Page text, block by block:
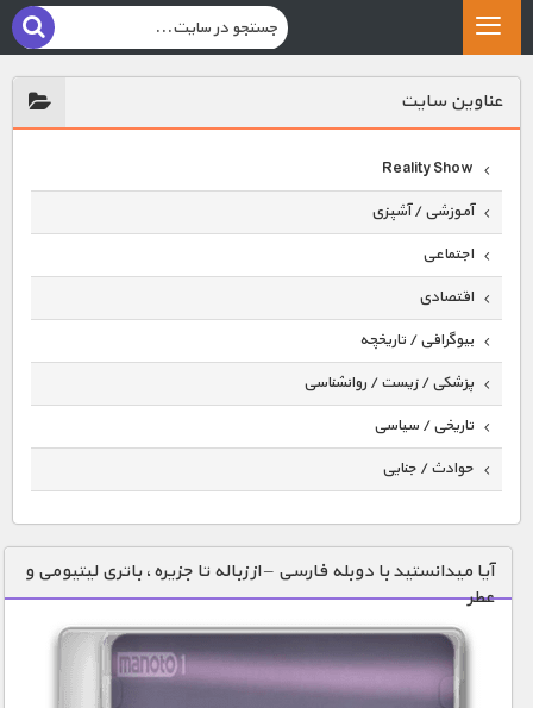
عناوين سايت
Reality Show
آموزشی / آشپزی
اجتماعی
اقتصادی
بیوگرافی / تاریخچه
پزشکی / زیست / روانشناسی
تاریخی / سیاسی
حوادث / جنایی
دنیای خوراکی ها
زمین شناسی / محیط زیست
سازه/ معماری/ مهندسی
سرگرمی
آیا میدانستید با دوبله فارسی – از زباله تا جزیره، باتری لیتیومی و
عطر